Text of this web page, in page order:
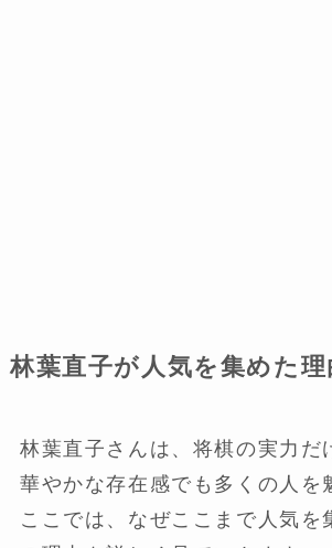
林葉直子が人気を集めた理
林葉直子さんは、将棋の実力だ
華やかな存在感でも多くの人を
ここでは、なぜここまで人気を